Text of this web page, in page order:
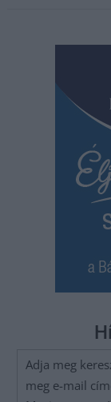
Adja meg
meg e-mail